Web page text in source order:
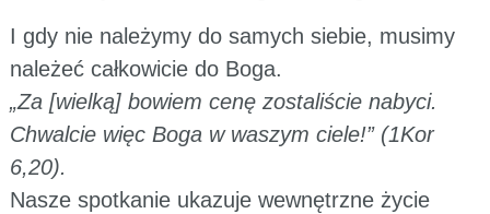
I gdy nie należymy do samych siebie, musimy
należeć całkowicie do Boga.
„Za [wielką] bowiem cenę zostaliście nabyci.
Chwalcie więc Boga w waszym ciele!” (1Kor
6,20).
Nasze spotkanie ukazuje wewnętrzne życie